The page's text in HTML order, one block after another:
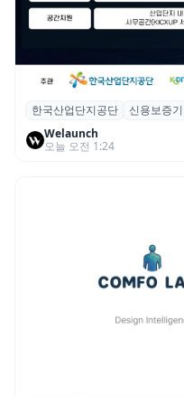
산단공·신보, 2026
여 스타트업 모집
한국산업단지공단 신용보증
Welaunch
오늘 오전 1:24